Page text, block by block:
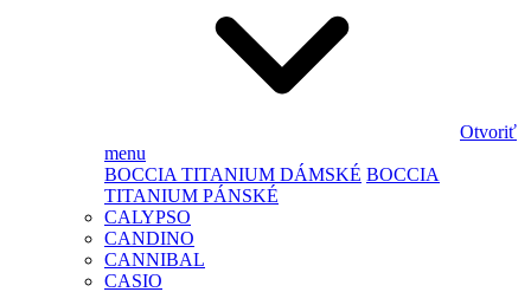
Otvoriť
menu
BOCCIA TITANIUM DÁMSKÉ BOCCIA
TITANIUM PÁNSKÉ
CALYPSO
CANDINO
CANNIBAL
CASIO